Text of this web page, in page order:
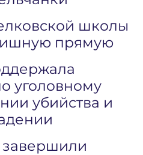
школы
прямую
уголовному
убийства и
завершили